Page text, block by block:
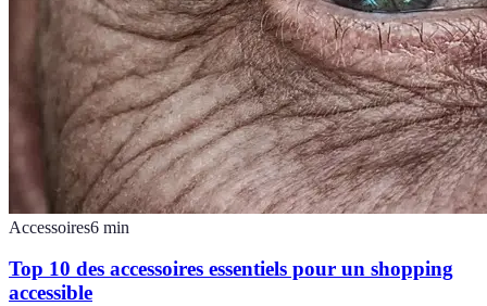
Accessoires6 min
Top 10 des accessoires essentiels pour un shopping
accessible